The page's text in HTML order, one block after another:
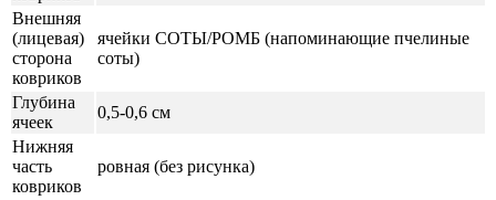
Внешняя
(лицевая)
сторона
ковриков
ячейки СОТЫ/РОМБ (напоминающие пчелиные
соты)
Глубина
ячеек
0,5-0,6 см
Нижняя
часть
ковриков
ровная (без рисунка)